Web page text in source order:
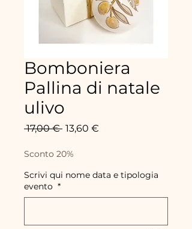
Bomboniera
Pallina di natale
ulivo
17,00 € Prix
13,60 €
Sconto 20%
Scrivi qui nome data e tipologia
evento *